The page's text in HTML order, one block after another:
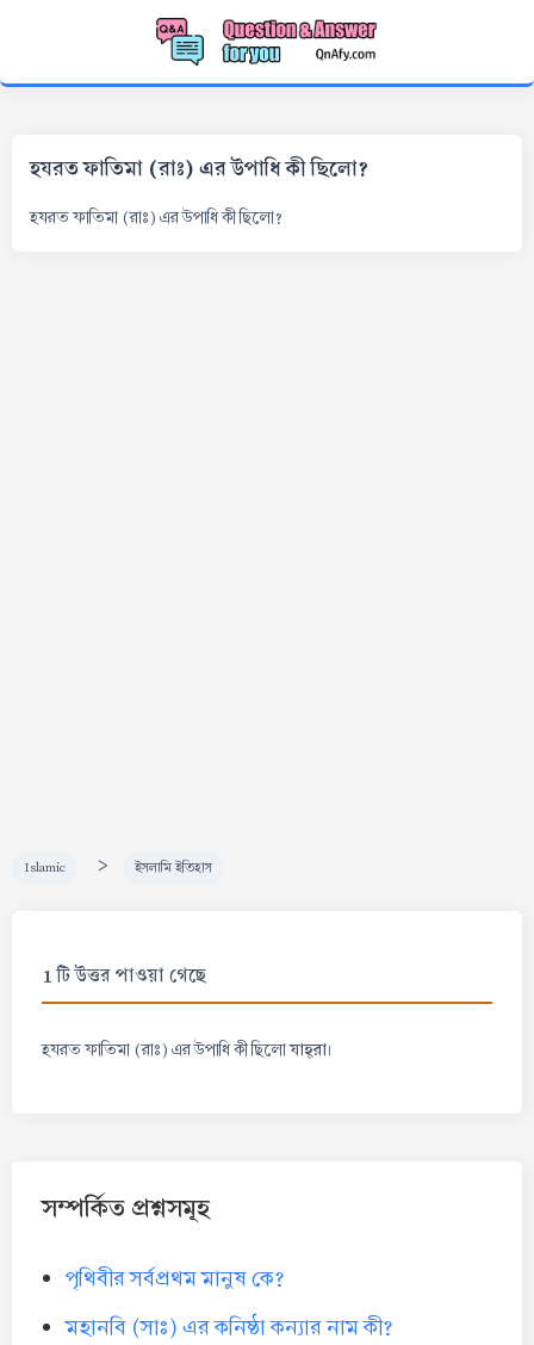
হযরত ফাতিমা (রাঃ) এর উপাধি কী ছিলো?
হযরত ফাতিমা (রাঃ) এর উপাধি কী ছিলো?
Islamic > ইসলামি ইতিহাস
1 টি উত্তর পাওয়া গেছে
হযরত ফাতিমা (রাঃ) এর উপাধি কী ছিলোযাহ্‌রা।
সম্পর্কিত প্রশ্নসমূহ
পৃথিবীর সর্বপ্রথম মানুষ কে?
মহানবি (সাঃ) এর কনিষ্ঠা কন্যার নাম কী?